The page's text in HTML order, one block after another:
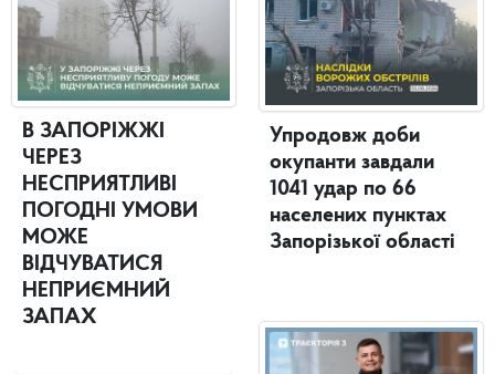
В ЗАПОРІЖЖІ
ЧЕРЕЗ
НЕСПРИЯТЛИВІ
ПОГОДНІ УМОВИ
МОЖЕ
ВІДЧУВАТИСЯ
НЕПРИЄМНИЙ
ЗАПАХ
Упродовж доби
окупанти завдали
1041 удар по 66
населених пунктах
Запорізької області